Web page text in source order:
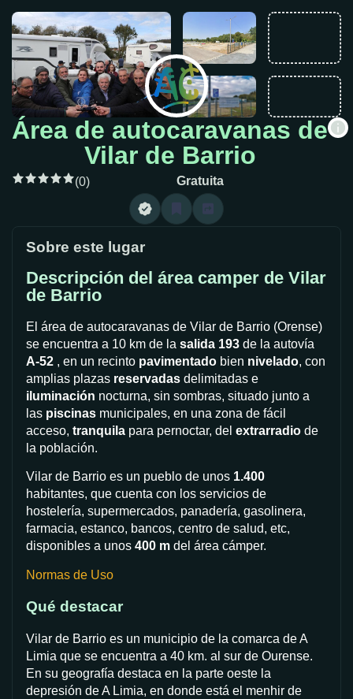
Área de autocaravanas de
Vilar de Barrio
(0) Gratuita
Sobre este lugar
Descripción del área camper de Vilar
de Barrio
El área de autocaravanas de Vilar de Barrio (Orense)
se encuentra a 10 km de la salida 193 de la autovía
A-52 , en un recinto pavimentado bien nivelado, con
amplias plazas reservadas delimitadas e
iluminación nocturna, sin sombras, situado junto a
las piscinas municipales, en una zona de fácil
acceso, tranquila para pernoctar, del extrarradio de
la población.
Vilar de Barrio es un pueblo de unos 1.400
habitantes, que cuenta con los servicios de
hostelería, supermercados, panadería, gasolinera,
farmacia, estanco, bancos, centro de salud, etc,
disponibles a unos 400 m del área cámper.
Normas de Uso
Qué destacar
Vilar de Barrio es un municipio de la comarca de A
Limia que se encuentra a 40 km. al sur de Ourense.
En su geografía destaca en la parte oeste la
depresión de A Limia, en donde está el menhir de